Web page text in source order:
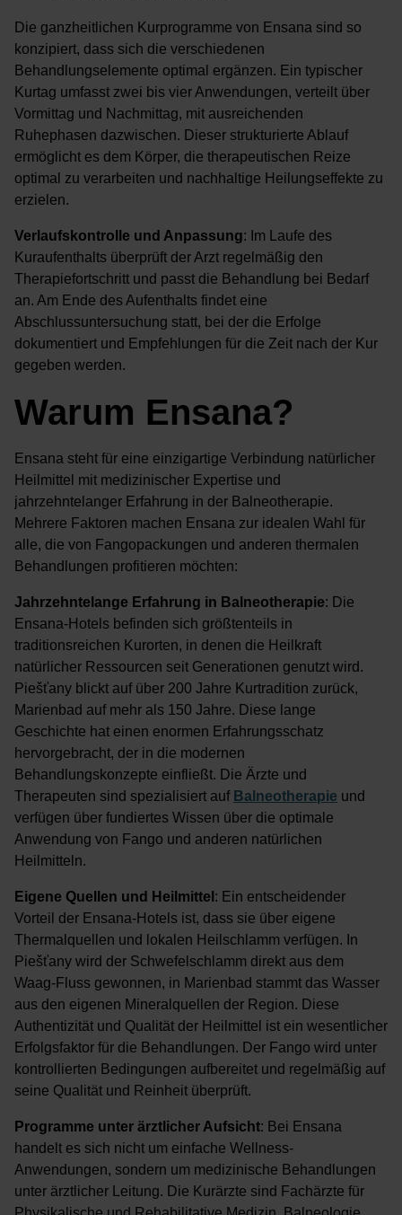
Die ganzheitlichen Kurprogramme von Ensana sind so
konzipiert, dass sich die verschiedenen
Behandlungselemente optimal ergänzen. Ein typischer
Kurtag umfasst zwei bis vier Anwendungen, verteilt über
Vormittag und Nachmittag, mit ausreichenden
Ruhephasen dazwischen. Dieser strukturierte Ablauf
ermöglicht es dem Körper, die therapeutischen Reize
optimal zu verarbeiten und nachhaltige Heilungseffekte zu
erzielen.
Verlaufskontrolle und Anpassung: Im Laufe des
Kuraufenthalts überprüft der Arzt regelmäßig den
Therapiefortschritt und passt die Behandlung bei Bedarf
an. Am Ende des Aufenthalts findet eine
Abschlussuntersuchung statt, bei der die Erfolge
dokumentiert und Empfehlungen für die Zeit nach der Kur
gegeben werden.
Warum Ensana?
Ensana steht für eine einzigartige Verbindung natürlicher
Heilmittel mit medizinischer Expertise und
jahrzehntelanger Erfahrung in der Balneotherapie.
Mehrere Faktoren machen Ensana zur idealen Wahl für
alle, die von Fangopackungen und anderen thermalen
Behandlungen profitieren möchten:
Jahrzehntelange Erfahrung in Balneotherapie: Die
Ensana-Hotels befinden sich größtenteils in
traditionsreichen Kurorten, in denen die Heilkraft
natürlicher Ressourcen seit Generationen genutzt wird.
Piešťany blickt auf über 200 Jahre Kurtradition zurück,
Marienbad auf mehr als 150 Jahre. Diese lange
Geschichte hat einen enormen Erfahrungsschatz
hervorgebracht, der in die modernen
Behandlungskonzepte einfließt. Die Ärzte und
Therapeuten sind spezialisiert auf Balneotherapie und
verfügen über fundiertes Wissen über die optimale
Anwendung von Fango und anderen natürlichen
Heilmitteln.
Eigene Quellen und Heilmittel : Ein entscheidender
Vorteil der Ensana-Hotels ist, dass sie über eigene
Thermalquellen und lokalen Heilschlamm verfügen. In
Piešťany wird der Schwefelschlamm direkt aus dem
Waag-Fluss gewonnen, in Marienbad stammt das Wasser
aus den eigenen Mineralquellen der Region. Diese
Authentizität und Qualität der Heilmittel ist ein wesentlicher
Erfolgsfaktor für die Behandlungen. Der Fango wird unter
kontrollierten Bedingungen aufbereitet und regelmäßig auf
seine Qualität und Reinheit überprüft.
Programme unter ärztlicher Aufsicht: Bei Ensana
handelt es sich nicht um einfache Wellness-
Anwendungen, sondern um medizinische Behandlungen
unter ärztlicher Leitung. Die Kurärzte sind Fachärzte für